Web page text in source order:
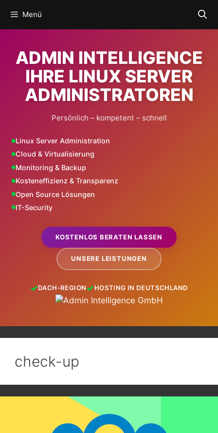
Inhalt
springen
Menü
ADMIN INTELLIGENCE
IHRE LINUX SERVER
ADMINISTRATOREN
Persönlich – kompetent – schnell
Linux Server Administration
Cloud & Virtualisierung
Monitoring & Backup
Kosteneffizienz & Transparenz
Open Source Lösungen
IT-Security
KOSTENLOS BERATEN LASSEN
UNSERE LEISTUNGEN
DACH-REGION HOSTING IN DEUTSCHLAND
check-up